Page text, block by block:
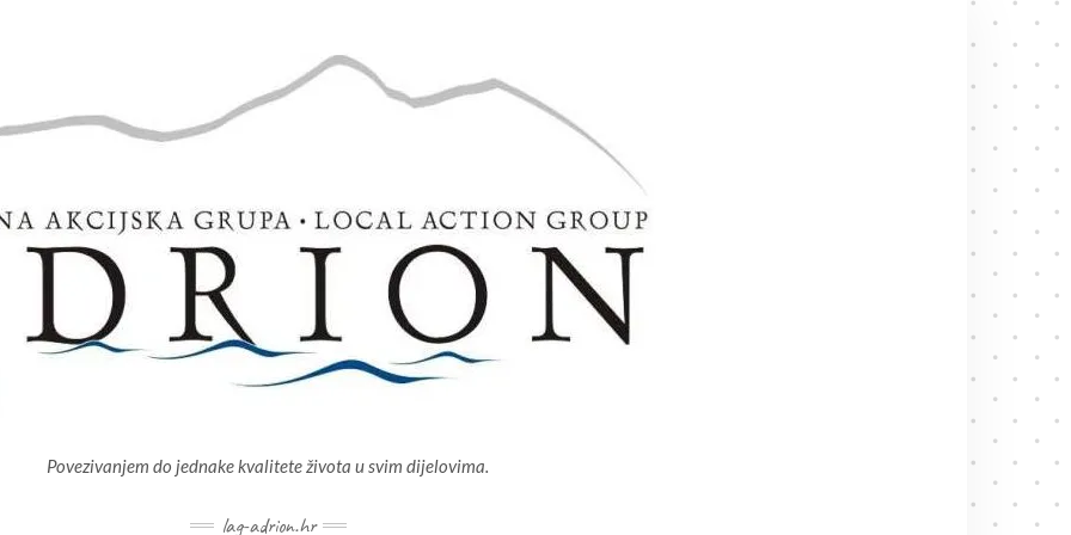
Povezivanjem do jednake kvalitete života u svim dijelovima.
lag-adrion.hr